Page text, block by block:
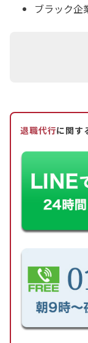
ブラック企
退職代行に関す